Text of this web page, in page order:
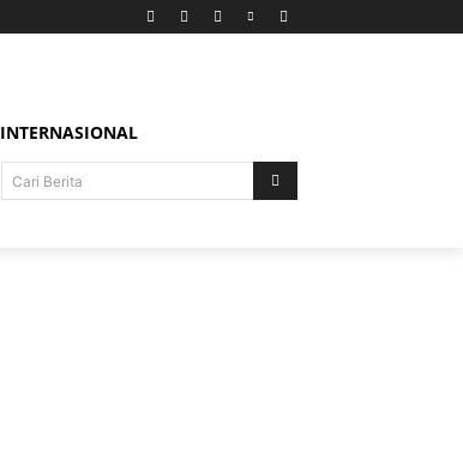
INTERNASIONAL
Cari Berita